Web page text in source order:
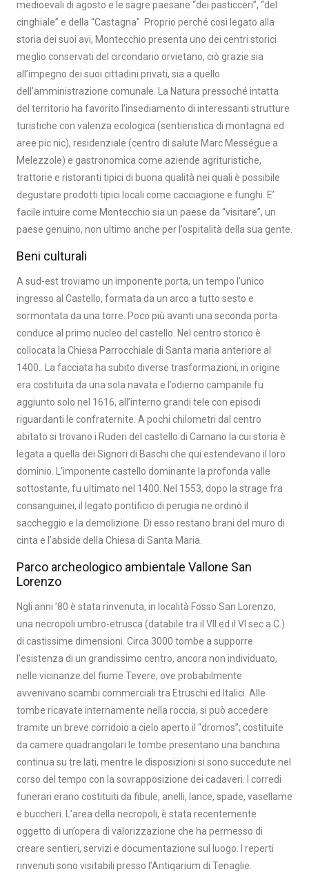
medioevali di agosto e le sagre paesane “dei pasticceri”, “del
cinghiale” e della “Castagna”. Proprio perché così legato alla
storia dei suoi avi, Montecchio presenta uno dei centri storici
meglio conservati del circondario orvietano, ciò grazie sia
all’impegno dei suoi cittadini privati, sia a quello
dell’amministrazione comunale. La Natura pressoché intatta
del territorio ha favorito l’insediamento di interessanti strutture
turistiche con valenza ecologica (sentieristica di montagna ed
aree pic nic), residenziale (centro di salute Marc Mességue a
Melezzole) e gastronomica come aziende agrituristiche,
trattorie e ristoranti tipici di buona qualità nei quali è possibile
degustare prodotti tipici locali come cacciagione e funghi. E’
facile intuire come Montecchio sia un paese da “visitare”, un
paese genuino, non ultimo anche per l’ospitalità della sua gente.
Beni culturali
A sud-est troviamo un imponente porta, un tempo l’unico
ingresso al Castello, formata da un arco a tutto sesto e
sormontata da una torre. Poco più avanti una seconda porta
conduce al primo nucleo del castello. Nel centro storico è
collocata la Chiesa Parrocchiale di Santa maria anteriore al
1400.. La facciata ha subito diverse trasformazioni, in origine
era costituita da una sola navata e l’odierno campanile fu
aggiunto solo nel 1616, all’interno grandi tele con episodi
riguardanti le confraternite. A pochi chilometri dal centro
abitato si trovano i Ruderi del castello di Carnano la cui storia è
legata a quella dei Signori di Baschi che qui estendevano il loro
dominio. L’imponente castello dominante la profonda valle
sottostante, fu ultimato nel 1400. Nel 1553, dopo la strage fra
consanguinei, il legato pontificio di perugia ne ordinò il
saccheggio e la demolizione. Di esso restano brani del muro di
cinta e l’abside della Chiesa di Santa Maria.
Parco archeologico ambientale Vallone San
Lorenzo
Ngli anni ’80 è stata rinvenuta, in località Fosso San Lorenzo,
una necropoli umbro-etrusca (databile tra il VII ed il VI sec a.C.)
di castissime dimensioni. Circa 3000 tombe a supporre
l’esistenza di un grandissimo centro, ancora non individuato,
nelle vicinanze del fiume Tevere, ove probabilmente
avvenivano scambi commerciali tra Etruschi ed Italici. Alle
tombe ricavate internamente nella roccia, si può accedere
tramite un breve corridoio a cielo aperto il “dromos”; costituite
da camere quadrangolari le tombe presentano una banchina
continua su tre lati, mentre le disposizioni si sono succedute nel
corso del tempo con la sovrapposizione dei cadaveri. I corredi
funerari erano costituiti da fibule, anelli, lance, spade, vasellame
e buccheri. L’area della necropoli, è stata recentemente
oggetto di un’opera di valorizzazione che ha permesso di
creare sentieri, servizi e documentazione sul luogo. I reperti
rinvenuti sono visitabili presso l’Antiqarium di Tenaglie.